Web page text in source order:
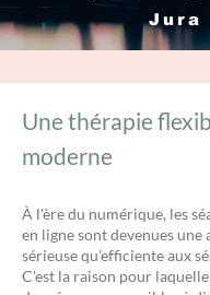
Jura
Une thérapie
moderne
À l'ère du numérique, les
en ligne sont devenues une
sérieuse qu'efficiente aux
C'est la raison pour